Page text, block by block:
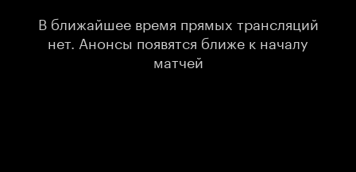
В ближайшее время прямых трансляций
нет. Анонсы появятся ближе к началу
матчей